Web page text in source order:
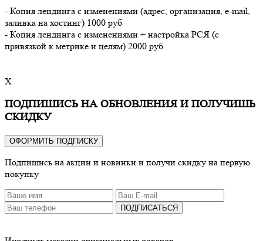
- Копия лендинга с изменениями (адрес, организация, e-mail,
заливка на хостинг) 1000 руб
- Копия лендинга с изменениями + настройка РСЯ (с
привязкой к метрике и целям) 2000 руб
X
ПОДПИШИСЬ НА ОБНОВЛЕНИЯ И ПОЛУЧИШЬ
СКИДКУ
ОФОРМИТЬ ПОДПИСКУ
Подпишись на акции и новинки и получи скидку на первую
покупку
ПОДПИСАТЬСЯ